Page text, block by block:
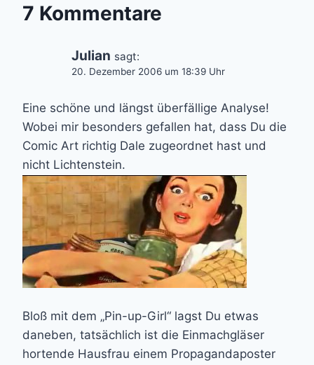
7 Kommentare
Julian sagt:
20. Dezember 2006 um 18:39 Uhr
Eine schöne und längst überfällige Analyse!
Wobei mir besonders gefallen hat, dass Du die
Comic Art richtig Dale zugeordnet hast und
nicht Lichtenstein.
Bloß mit dem „Pin-up-Girl“ lagst Du etwas
daneben, tatsächlich ist die Einmachgläser
hortende Hausfrau einem Propagandaposter